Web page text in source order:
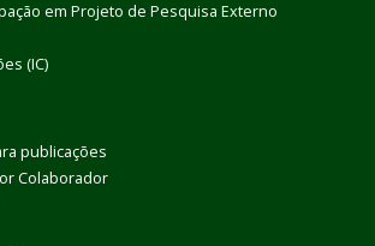
em Projeto de Pesquisa Externo
(IC)
publicações
Colaborador